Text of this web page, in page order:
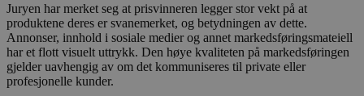
Juryen har merket seg at prisvinneren legger stor vekt på at
produktene deres er svanemerket, og betydningen av dette.
Annonser, innhold i sosiale medier og annet markedsføringsmateiell
har et flott visuelt uttrykk. Den høye kvaliteten på markedsføringen
gjelder uavhengig av om det kommuniseres til private eller
profesjonelle kunder.